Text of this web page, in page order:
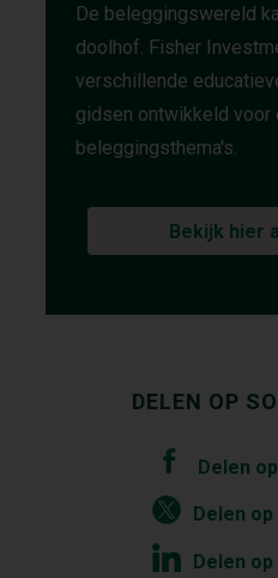
De beleggingswereld
doolhof. Fisher
verschillende
gidsen ontwikkeld voor
beleggingsthema's.
Bekijk hier
DELEN OP
Delen
Delen op
Delen